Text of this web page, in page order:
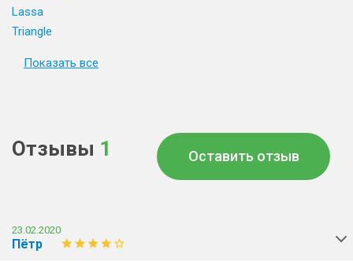
Lassa
Triangle
Показать все
Отзывы 1 Оставить отзыв
23.02.2020
Пётр